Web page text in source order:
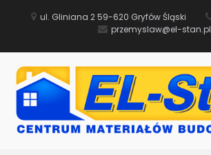
ul. Gliniana 2 59-620 Gryfów Śląski
przemyslaw@el-stan.pl